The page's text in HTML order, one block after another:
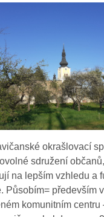
okrašlovací
sdružení
na lepším vzhledu a
Působím= především
komunitním centru